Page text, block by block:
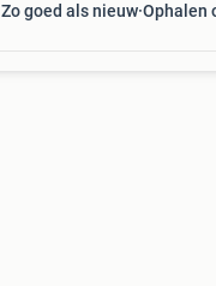
Zo goed als nieuw Ophalen